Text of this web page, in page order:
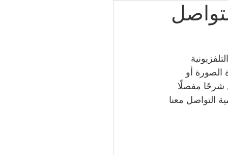
| 50994997
الصورة أو
شرحًا مفصلًا
التواصل معنا